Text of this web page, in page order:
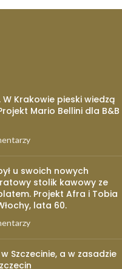
Krakowie pieski wiedzą
Mario Bellini dla B&B
u swoich nowych
stolik kawowy ze
Projekt Afra i Tobia
lata 60.
Szczecinie, a w zasadzie